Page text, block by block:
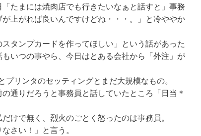
たまには焼肉店でも行きたいなぁと話すと」事務
上がれば良いんですけどね・・・。」と冷ややか
タンプカードを作ってほしい」という話があった
いつの事やら、今日はとある会社から「外注」が
プリンタのセッティングとまだ大規模なもの。
通りだろうと事務員と話していたところ「日当＊
けで無く、烈火のごとく怒ったのは事務員。
さい！」と言う。